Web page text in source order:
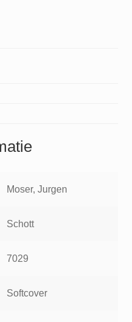
Moser, Jurgen
Schott
7029
Softcover